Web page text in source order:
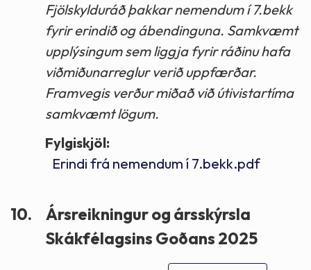
Fjölskylduráð þakkar nemendum í 7.bekk
fyrir erindið og ábendinguna. Samkvæmt
upplýsingum sem liggja fyrir ráðinu hafa
viðmiðunarreglur verið uppfærðar.
Framvegis verður miðað við útivistartíma
samkvæmt lögum.
Fylgiskjöl:
Erindi frá nemendum í 7.bekk.pdf
10.
Ársreikningur og ársskýrsla
Skákfélagsins Goðans 2025